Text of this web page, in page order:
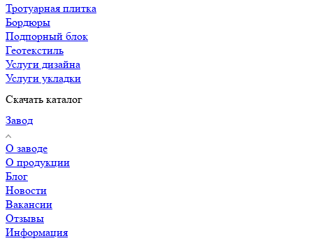
Тротуарная плитка
Бордюры
Подпорный блок
Геотекстиль
Услуги дизайна
Услуги укладки
Скачать каталог
Завод
О заводе
О продукции
Блог
Новости
Вакансии
Отзывы
Информация